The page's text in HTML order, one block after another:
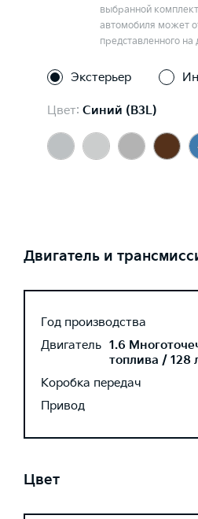
выбранной
автомобиля может
представленного на
Экстерьер
Цвет: Синий (B3L)
Двигатель и
Год производства
Двигатель 1.6
топлива / 128
Коробка передач
Привод
Цвет